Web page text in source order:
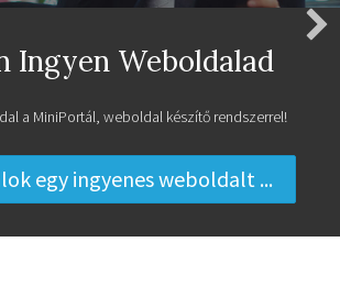
Ingyen Weboldalad
a MiniPortál, weboldal készítő rendszerrel!
egy ingyenes weboldalt ...